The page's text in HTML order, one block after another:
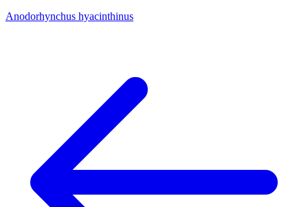
Anodorhynchus hyacinthinus